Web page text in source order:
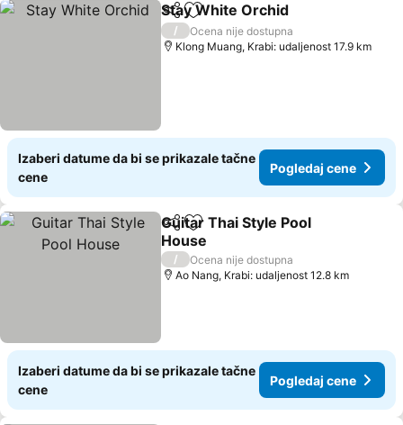
Deli Dodati u favorite
Stay White Orchid
/
Ocena nije dostupna
Klong Muang, Krabi: udaljenost 17.9 km
Izaberi datume da bi se prikazale tačne
cene
Pogledaj cene
Deli Dodati u favorite
Guitar Thai Style Pool
House
/
Ocena nije dostupna
Ao Nang, Krabi: udaljenost 12.8 km
Izaberi datume da bi se prikazale tačne
cene
Pogledaj cene